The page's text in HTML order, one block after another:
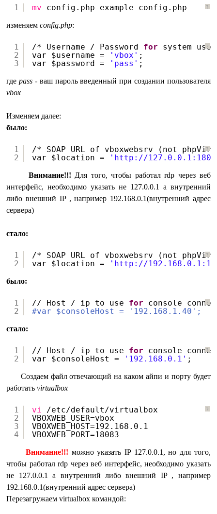
?
1 mv config.php-example config.php
изменяемconfig.php:
?
1
2
3
/* Username / Password for
system
var $username =
'vbox' ;
var $password =
'pass' ;
гдеpass - ваш пароль введенный при создании пользователя
vbox
Изменяем далее:
было:
?
1
2
/* SOAP URL of vboxwebsrv (not
var $location =
' http://
Внимание!!! Для того, чтобы работал rdp через веб
интерфейс, необходимо указать не 127.0.0.1 а внутренний
либо внешний IP , например 192.168.0.1(внутренний адрес
сервера)
стало:
?
1
2
/* SOAP URL of vboxwebsrv (not
var $location =
' http://
было:
?
1
2
// Host / ip to use for
console
#var $consoleHost = '192.168.1.40';
стало:
?
1
2
// Host / ip to use for
console
var $consoleHost =
'192.168.0.1' ;
Создаем файл отвечающий на каком айпи и порту будет
работатьvirtualbox
?
1
2
3
4
vi
/etc/default/virtualbox
VBOXWEB_USER=vbox
VBOXWEB_HOST=192.168.0.1
VBOXWEB_PORT=18083
Внимание!!! можно указать IP 127.0.0.1, но для того,
чтобы работал rdp через веб интерфейс, необходимо указать
не 127.0.0.1 а внутренний либо внешний IP , например
192.168.0.1(внутренний адрес сервера)
Перезагружаем virtualbox командой: